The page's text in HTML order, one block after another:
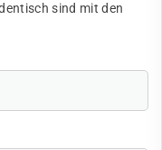
sind mit den